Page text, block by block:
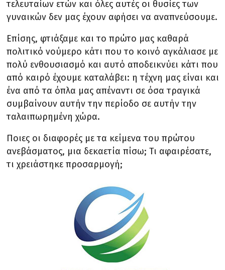
τελευταίων ετών και όλες αυτές οι θυσίες των
γυναικών δεν μας έχουν αφήσει να αναπνεύσουμε.
Επίσης, φτιάξαμε και το πρώτο μας καθαρά
πολιτικό νούμερο κάτι που το κοινό αγκάλιασε με
πολύ ενθουσιασμό και αυτό αποδεικνύει κάτι που
από καιρό έχουμε καταλάβει: η τέχνη μας είναι και
ένα από τα όπλα μας απέναντι σε όσα τραγικά
συμβαίνουν αυτήν την περίοδο σε αυτήν την
ταλαιπωρημένη χώρα.
Ποιες οι διαφορές με τα κείμενα του πρώτου
ανεβάσματος, μια δεκαετία πίσω; Τι αφαιρέσατε,
τι χρειάστηκε προσαρμογή;